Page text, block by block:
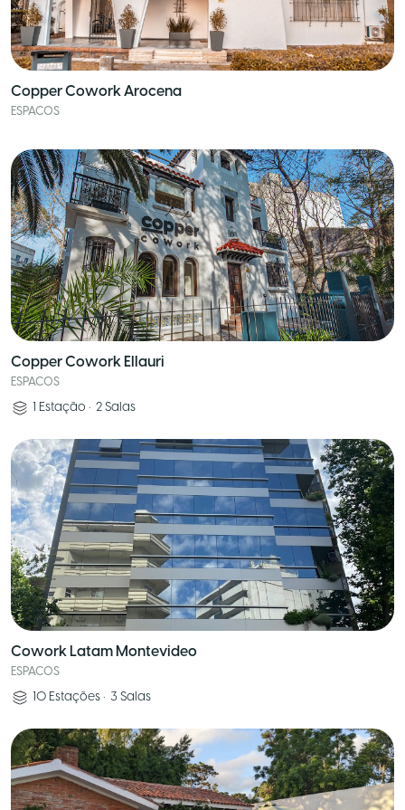
Copper Cowork Arocena
ESPACOS
Copper Cowork Ellauri
ESPACOS
1 Estação • 2 Salas
Cowork Latam Montevideo
ESPACOS
10 Estações • 3 Salas